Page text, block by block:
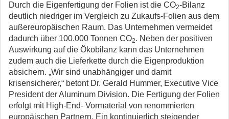
Durch die Eigenfertigung der Folien ist die CO2-Bilanz
deutlich niedriger im Vergleich zu Zukaufs-Folien aus dem
außereuropäischen Raum. Das Unternehmen vermeidet
dadurch über 100.000 Tonnen CO2. Neben der positiven
Auswirkung auf die Ökobilanz kann das Unternehmen
zudem auch die Lieferkette durch die Eigenproduktion
absichern. „Wir sind unabhängiger und damit
krisensicherer,“ betont Dr. Gerald Hummer, Executive Vice
President der Aluminum Division. Die Fertigung der Folien
erfolgt mit High-End- Vormaterial von renommierten
europäischen Partnern. Ein kontinuierlich steigender